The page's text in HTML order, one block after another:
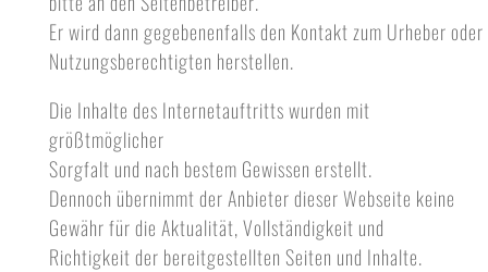
Er wird dann gegebenenfalls den Kontakt zum Urheber oder
Nutzungsberechtigten herstellen.
Die Inhalte des Internetauftritts wurden mit
größtmöglicher
Sorgfalt und nach bestem Gewissen erstellt.
Dennoch übernimmt der Anbieter dieser Webseite keine
Gewähr für die Aktualität, Vollständigkeit und
Richtigkeit der bereitgestellten Seiten und Inhalte.